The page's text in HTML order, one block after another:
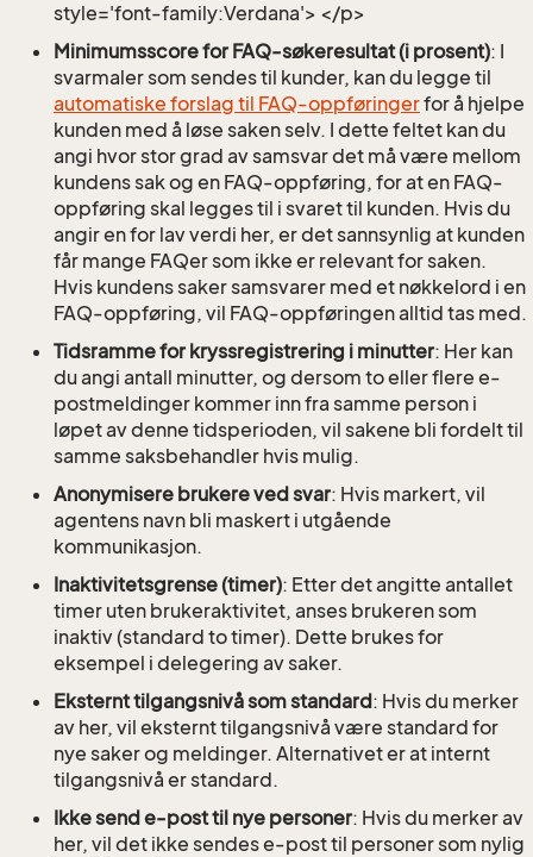
style='font-family:Verdana'> </p>
Minimumsscore for FAQ-søkeresultat (i prosent): I
svarmaler som sendes til kunder, kan du legge til
automatiske forslag til FAQ-oppføringerfor å hjelpe
kunden med å løse saken selv. I dette feltet kan du
angi hvor stor grad av samsvar det må være mellom
kundens sak og en FAQ-oppføring, for at en FAQ-
oppføring skal legges til i svaret til kunden. Hvis du
angir en for lav verdi her, er det sannsynlig at kunden
får mange FAQer som ikke er relevant for saken.
Hvis kundens saker samsvarer med et nøkkelord i en
FAQ-oppføring, vil FAQ-oppføringen alltid tas med.
Tidsramme for kryssregistrering i minutter: Her kan
du angi antall minutter, og dersom to eller flere e-
postmeldinger kommer inn fra samme person i
løpet av denne tidsperioden, vil sakene bli fordelt til
samme saksbehandler hvis mulig.
Anonymisere brukere ved svar: Hvis markert, vil
agentens navn bli maskert i utgående
kommunikasjon.
Inaktivitetsgrense (timer): Etter det angitte antallet
timer uten brukeraktivitet, anses brukeren som
inaktiv (standard to timer). Dette brukes for
eksempel i delegering av saker.
Eksternt tilgangsnivå som standard: Hvis du merker
av her, vil eksternt tilgangsnivå være standard for
nye saker og meldinger. Alternativet er at internt
tilgangsnivå er standard.
Ikke send e-post til nye personer: Hvis du merker av
her, vil det ikke sendes e-post til personer som nylig